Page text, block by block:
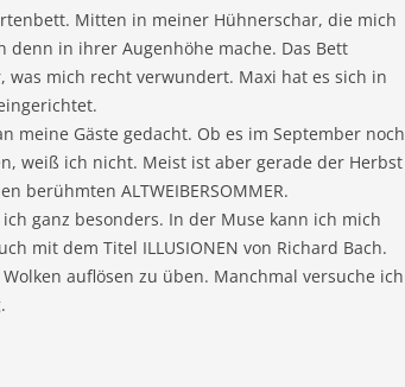
Mitten in meiner Hühnerschar, die mich
denn in ihrer Augenhöhe mache. Das Bett
was mich recht verwundert. Maxi hat es sich in
meine Gäste gedacht. Ob es im September noch
weiß ich nicht. Meist ist aber gerade der Herbst
berühmten ALTWEIBERSOMMER.
ganz besonders. In der Muse kann ich mich
mit dem Titel ILLUSIONEN von Richard Bach.
auflösen zu üben. Manchmal versuche ich